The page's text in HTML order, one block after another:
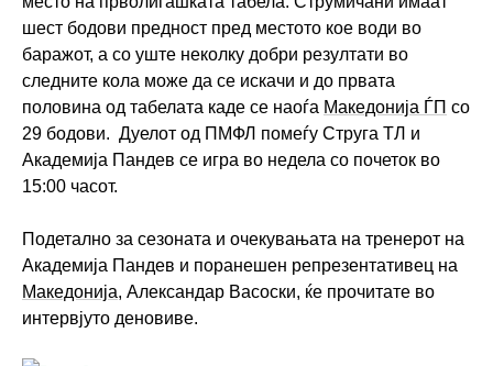
шест бодови предност пред местото кое води во
баражот, а со уште неколку добри резултати во
следните кола може да се искачи и до првата
половина од табелата каде се наоѓа Македонија ЃП со
29 бодови. Дуелот од ПМФЛ помеѓу Струга ТЛ и
Академија Пандев се игра во недела со почеток во
15:00 часот.
Подетално за сезоната и очекувањата на тренерот на
Академија Пандев и поранешен репрезентативец на
Македонија, Александар Васоски, ќе прочитате во
интервјуто деновиве.